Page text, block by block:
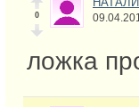
0
ложка